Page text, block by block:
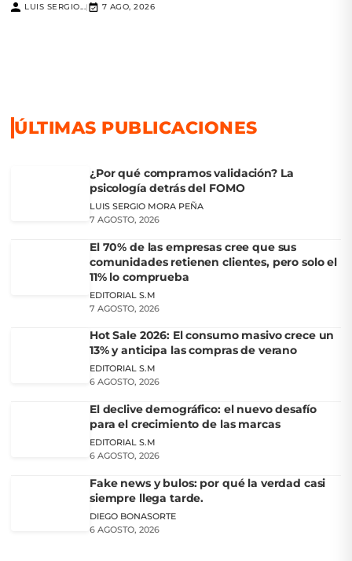
LUIS SERGIO...| 7 AGO, 2026
ÚLTIMAS PUBLICACIONES
¿Por qué compramos validación? La
psicología detrás del FOMO
LUIS SERGIO MORA PEÑA
7 AGOSTO, 2026
El 70% de las empresas cree que sus
comunidades retienen clientes, pero solo el
11% lo comprueba
EDITORIAL S.M
7 AGOSTO, 2026
Hot Sale 2026: El consumo masivo crece un
13% y anticipa las compras de verano
EDITORIAL S.M
6 AGOSTO, 2026
El declive demográfico: el nuevo desafío
para el crecimiento de las marcas
EDITORIAL S.M
6 AGOSTO, 2026
Fake news y bulos: por qué la verdad casi
siempre llega tarde.
DIEGO BONASORTE
6 AGOSTO, 2026